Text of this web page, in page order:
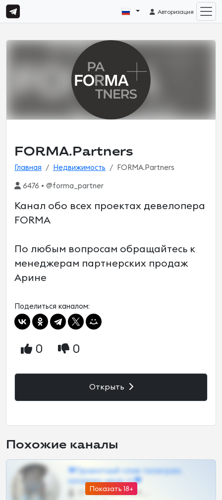
Авторизация
FORMA.Partners
Главная Недвижимость FORMA.Partners
6476 • @forma_partner
Канал обо всех проектах девелопера
FORMA
По любым вопросам обращайтесь к
менеджерам партнерских продаж
Арине
Поделиться каналом:
0 0
Открыть
Похожие каналы
Показать 18+
❤Приватный слив телеграм,
шкодных шкур тг❤
57 •